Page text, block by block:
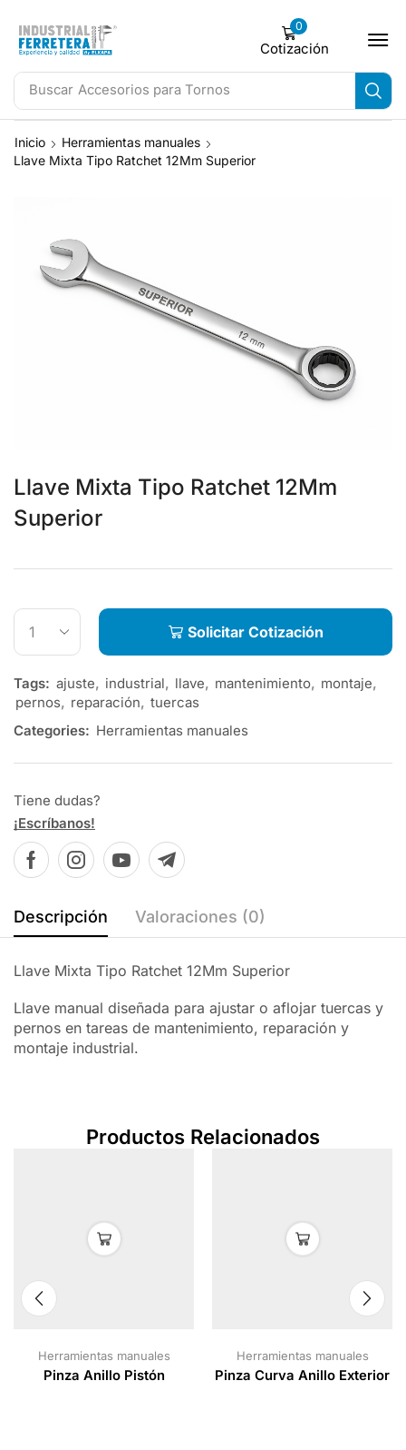
Buscar Accesorios para Tornos
0
Cotización
Inicio
Herramientas manuales
Llave Mixta Tipo Ratchet 12Mm Superior
Llave Mixta Tipo Ratchet 12Mm
Superior
Solicitar Cotización
Tags: ajuste, industrial, llave, mantenimiento, montaje,
pernos, reparación, tuercas
Categories: Herramientas manuales
Tiene dudas?
¡Escríbanos!
Descripción Valoraciones (0)
Llave Mixta Tipo Ratchet 12Mm Superior
Llave manual diseñada para ajustar o aflojar tuercas y
pernos en tareas de mantenimiento, reparación y
montaje industrial.
Productos Relacionados
Herramientas manuales
Pinza Anillo Pistón
Herramientas manuales
Pinza Curva Anillo Exterior